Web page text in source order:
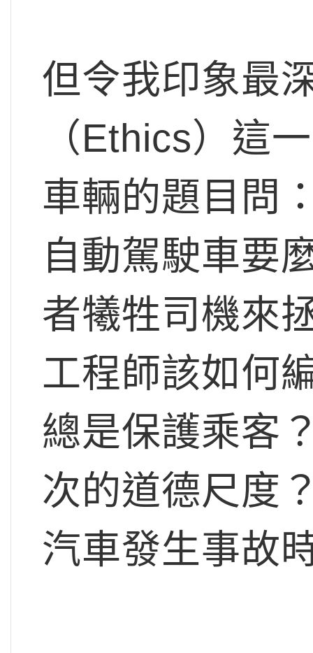
但令我印象最
（Ethics）這
車輛的題目問
自動駕駛車要
者犧牲司機來
工程師該如何
總是保護乘客
次的道德尺度
汽車發生事故